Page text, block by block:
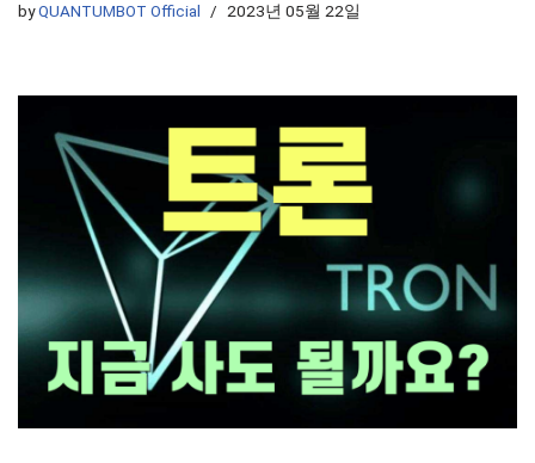
byQUANTUMBOT Official 2023년 05월 22일